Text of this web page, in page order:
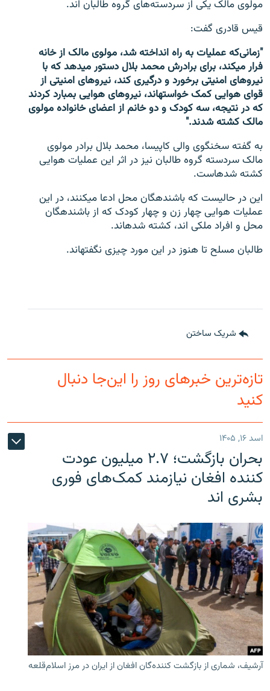
مولوی مالک یکی از سردسته‌های گروه طالبان اند.
قیس قادری گفت:
"زمانی‌که عملیات به راه انداخته شد، مولوی مالک از خانه
فرار می‎کند، برای برادرش محمد بلال دستور می‎دهد که با
نیروهای امنیتی برخورد و درگیری کند، نیروهای امنیتی از
قوای هوایی کمک خواسته‎اند، نیروهای هوایی بمبارد کردند
که در نتیجه، سه کودک و دو خانم از اعضای خانواده مولوی
مالک کشته شدند."
به گفته سخنگوی والی کاپیسا، محمد بلال برادر مولوی
مالک سردسته گروه طالبان نیز در اثر این عملیات هوایی
کشته شده‎است.
این در حالیست که باشنده‎گان محل ادعا می‎کنند، در این
عملیات هوایی چهار زن و چهار کودک که از باشنده‎گان
محل و افراد ملکی اند، کشته شده‎اند.
طالبان مسلح تا هنوز در این مورد چیزی نگفته‎اند.
شریک ساختن
تازه‌ترین خبرهای روز را این‌جا دنبال
کنید
اسد ۱۶, ۱۴۰۵
بحران بازگشت؛ ۲.۷ میلیون عودت
کننده افغان نیازمند کمک‌های فوری
بشری اند
آرشیف، شماری از بازگشت کننده‌گان افغان از ایران در مرز اسلام‌قلعه